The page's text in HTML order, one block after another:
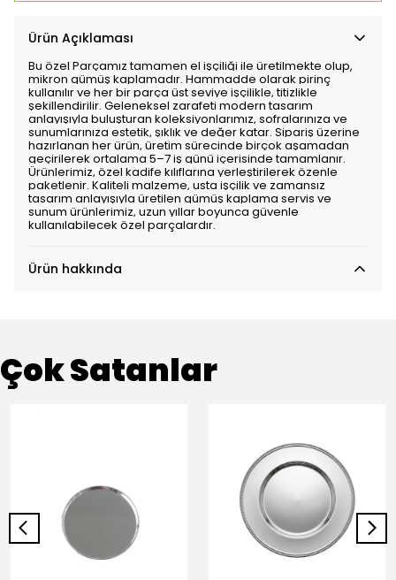
Ürün Açıklaması
Bu özel Parçamız tamamen el işçiliği ile üretilmekte olup,
mikron gümüş kaplamadır. Hammadde olarak pirinç
kullanılır ve her bir parça üst seviye işçilikle, titizlikle
şekillendirilir. Geleneksel zarafeti modern tasarım
anlayışıyla buluşturan koleksiyonlarımız, sofralarınıza ve
sunumlarınıza estetik, şıklık ve değer katar. Sipariş üzerine
hazırlanan her ürün, üretim sürecinde birçok aşamadan
geçirilerek ortalama 5–7 iş günü içerisinde tamamlanır.
Ürünlerimiz, özel kadife kılıflarına yerleştirilerek özenle
paketlenir. Kaliteli malzeme, usta işçilik ve zamansız
tasarım anlayışıyla üretilen gümüş kaplama servis ve
sunum ürünlerimiz, uzun yıllar boyunca güvenle
kullanılabilecek özel parçalardır.
Ürün hakkında
Çok Satanlar